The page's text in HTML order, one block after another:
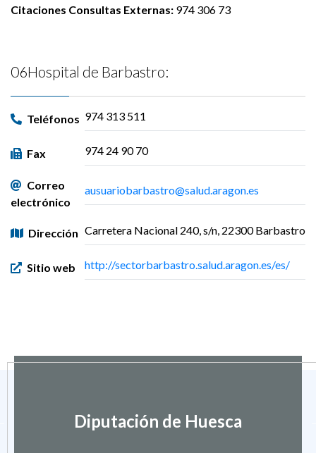
Citaciones Consultas Externas: 974 306 73
06Hospital de Barbastro:
Teléfonos 974 313 511
Fax 974 24 90 70
Correo
electrónico
ausuariobarbastro@salud.aragon.es
Dirección Carretera Nacional 240, s/n, 22300 Barbastro
Sitio web http://sectorbarbastro.salud.aragon.es/es/
Diputación de Huesca